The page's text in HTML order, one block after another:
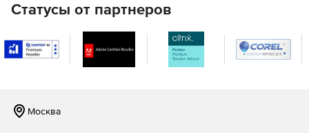
Статусы от партнеров
Москва